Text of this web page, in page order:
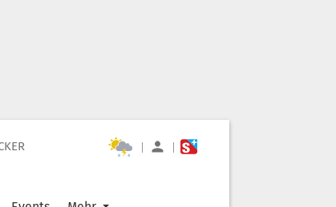
| |